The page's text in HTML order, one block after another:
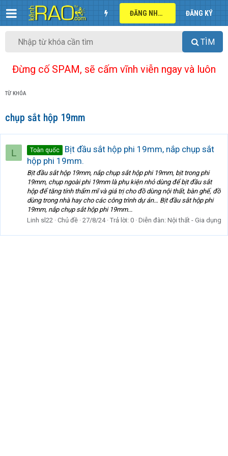
ĐĂNG NHẬP ĐĂNG KÝ
TÌM
Đừng cố SPAM, sẽ cấm vĩnh viễn ngay và luôn
TỪ KHÓA
chụp sắt hộp 19mm
L Toàn quốc
Bịt đầu sắt hộp phi 19mm, nắp chụp sắt
hộp phi 19mm.
Bịt đầu sắt hộp 19mm, nắp chụp sắt hộp phi 19mm, bịt trong phi
19mm, chụp ngoài phi 19mm là phụ kiện nhỏ dùng để bịt đầu sắt
hộp để tăng tính thẩm mĩ và giá trị cho đồ dùng nội thất, bàn ghế, đồ
dùng trong nhà hay cho các công trình dự án… Bịt đầu sắt hộp phi
19mm, nắp chụp sắt hộp phi 19mm...
Linh sl22 Chủ đề 27/8/24 Trả lời: 0 Diễn đàn: Nội thất - Gia dụng